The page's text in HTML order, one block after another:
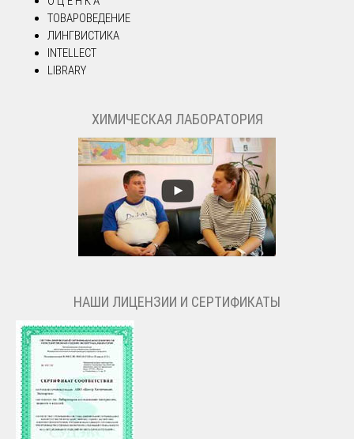
ТОВАРОВЕДЕНИЕ
ЛИНГВИСТИКА
INTELLECT
LIBRARY
ХИМИЧЕСКАЯ ЛАБОРАТОРИЯ
НАШИ ЛИЦЕНЗИИ И СЕРТИФИКАТЫ